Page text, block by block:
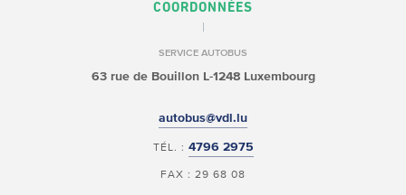
COORDONNÉES
SERVICE AUTOBUS
63 rue de BouillonL-1248 Luxembourg
autobus@vdl.lu
TÉL. : 4796 2975
FAX : 29 68 08